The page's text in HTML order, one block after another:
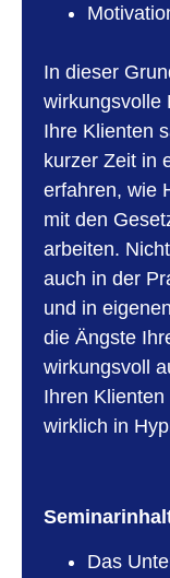
In dieser
wirkungsvolle
Ihre Klienten
kurzer Zeit in
erfahren, wie
mit den
arbeiten.
auch in der
und in
die Ängste
wirkungsvoll
Ihren
wirklich in
Das